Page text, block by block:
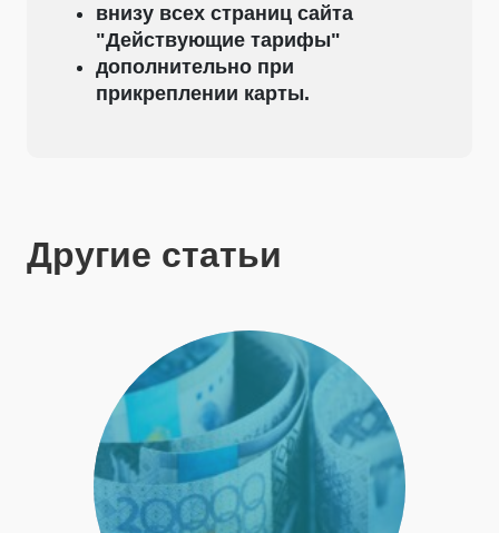
внизу всех страниц сайта
"Действующие тарифы"
дополнительно при
прикреплении карты.
Другие статьи